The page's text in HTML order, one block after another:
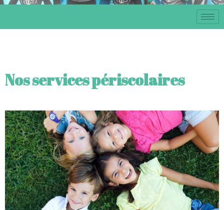
Nos services périscolaires